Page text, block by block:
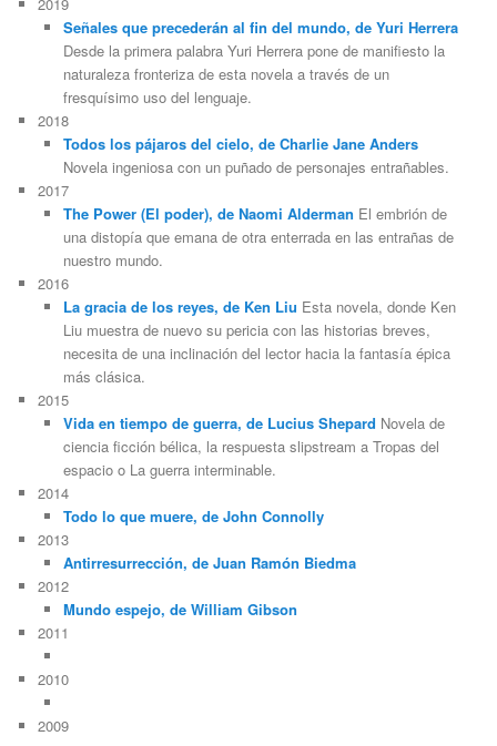
2019
Señales que precederán al fin del mundo, de Yuri Herrera
Desde la primera palabra Yuri Herrera pone de manifiesto la
naturaleza fronteriza de esta novela a través de un
fresquísimo uso del lenguaje.
2018
Todos los pájaros del cielo, de Charlie Jane Anders
Novela ingeniosa con un puñado de personajes entrañables.
2017
The Power (El poder), de Naomi Alderman El embrión de
una distopía que emana de otra enterrada en las entrañas de
nuestro mundo.
2016
La gracia de los reyes, de Ken Liu Esta novela, donde Ken
Liu muestra de nuevo su pericia con las historias breves,
necesita de una inclinación del lector hacia la fantasía épica
más clásica.
2015
Vida en tiempo de guerra, de Lucius Shepard Novela de
ciencia ficción bélica, la respuesta slipstream a Tropas del
espacio o La guerra interminable.
2014
Todo lo que muere, de John Connolly
2013
Antirresurrección, de Juan Ramón Biedma
2012
Mundo espejo, de William Gibson
2011
2010
2009